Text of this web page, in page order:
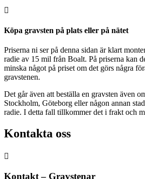

Köpa gravsten på plats eller på nätet
Priserna ni ser på denna sidan är klart
radie av 15 mil från Boalt. På priserna kan
minska något på priset om det görs några
gravstenen.
Det går även att beställa en gravsten även
Stockholm, Göteborg eller någon annan
radie. I detta fall tillkommer det i frakt och
Kontakta oss

Kontakt – Gravstenar